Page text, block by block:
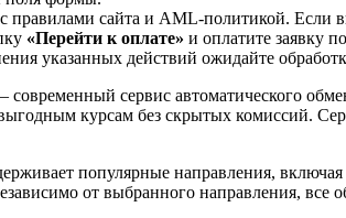
правилами сайта и AML-политикой. Если
«Перейти к оплате» и оплатите заявку
указанных действий ожидайте
современный сервис автоматического
курсам без скрытых комиссий.
популярные направления,
от выбранного направления, все